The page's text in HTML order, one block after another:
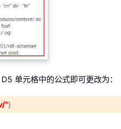
单元格中的公式即可更改为：
")